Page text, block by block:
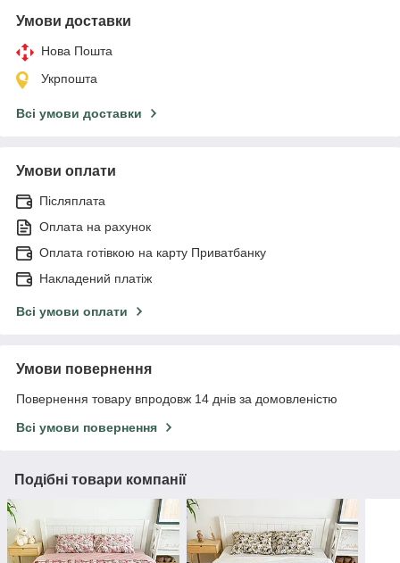
Умови доставки
Нова Пошта
Укрпошта
Всі умови доставки
Умови оплати
Післяплата
Оплата на рахунок
Оплата готівкою на карту Приватбанку
Накладений платіж
Всі умови оплати
Умови повернення
Повернення товару впродовж 14 днів за домовленістю
Всі умови повернення
Подібні товари компанії